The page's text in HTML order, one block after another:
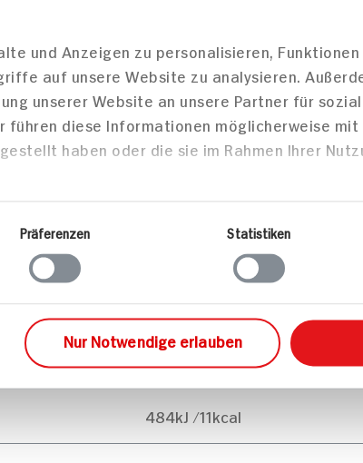
und Anzeigen zu personalisieren,
auf unsere Website zu analysieren.
unserer Website an unsere Partner für
führen diese Informationen möglicherweise
haben oder die sie im Rahmen Ihrer
Präferenzen Statistiken
Nur Notwendige erlauben
pro 100g
484kJ /11kcal